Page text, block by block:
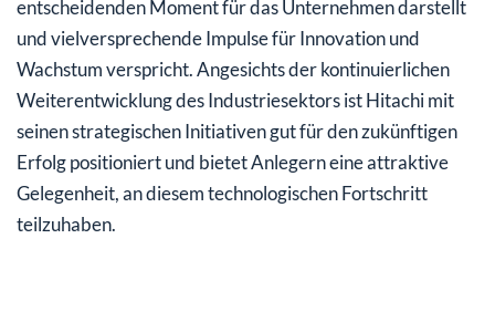
entscheidenden Moment für das Unternehmen darstellt
und vielversprechende Impulse für Innovation und
Wachstum verspricht. Angesichts der kontinuierlichen
Weiterentwicklung des Industriesektors ist Hitachi mit
seinen strategischen Initiativen gut für den zukünftigen
Erfolg positioniert und bietet Anlegern eine attraktive
Gelegenheit, an diesem technologischen Fortschritt
teilzuhaben.